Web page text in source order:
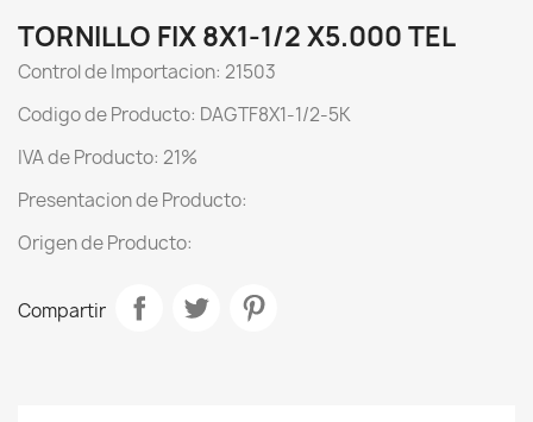
TORNILLO FIX 8X1-1/2 X5.000 TEL
Control de Importacion: 21503
Codigo de Producto: DAGTF8X1-1/2-5K
IVA de Producto: 21%
Presentacion de Producto:
Origen de Producto:
Compartir